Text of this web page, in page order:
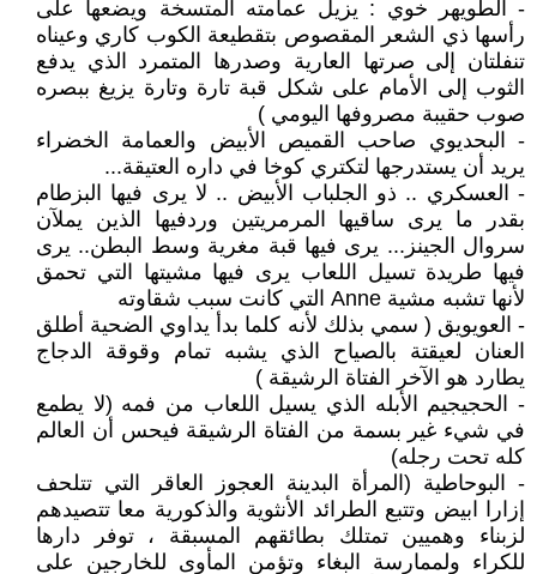
- الطويهر خوي : يزيل عمامته المتسخة ويضعها على
رأسها ذي الشعر المقصوص بتقطيعة الكوب كاري وعيناه
تنفلتان إلى صرتها العارية وصدرها المتمرد الذي يدفع
الثوب إلى الأمام على شكل قبة تارة وتارة يزيغ ببصره
صوب حقيبة مصروفها اليومي )
- البحديوي صاحب القميص الأبيض والعمامة الخضراء
يريد أن يستدرجها لتكتري كوخا في داره العتيقة...
- العسكري .. ذو الجلباب الأبيض .. لا يرى فيها البزطام
بقدر ما يرى ساقيها المرمريتين وردفيها الذين يملآن
سروال الجينز... يرى فيها قبة مغرية وسط البطن.. يرى
فيها طريدة تسيل اللعاب يرى فيها مشيتها التي تحمق
لأنها تشبه مشية Anne التي كانت سبب شقاوته
- العويويق ( سمي بذلك لأنه كلما بدأ يداوي الضحية أطلق
العنان لعيقتة بالصياح الذي يشبه تمام وقوقة الدجاج
يطارد هو الآخر الفتاة الرشيقة )
- الحجيجيم الأبله الذي يسيل اللعاب من فمه (لا يطمع
في شيء غير بسمة من الفتاة الرشيقة فيحس أن العالم
كله تحت رجله)
- البوحاطية (المرأة البدينة العجوز العاقر التي تتلحف
إزارا ابيض وتتبع الطرائد الأنثوية والذكورية معا تتصيدهم
لزبناء وهميين تمتلك بطائقهم المسبقة ، توفر دارها
للكراء ولممارسة البغاء وتؤمن المأوى للخارجين على